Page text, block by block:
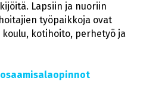
Lapsiin ja nuoriin
työpaikkoja ovat
kotihoito, perhetyö ja